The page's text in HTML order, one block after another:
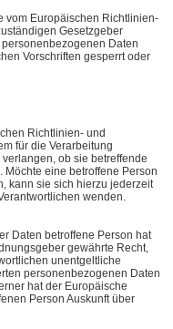
vom Europäischen Richtlinien-
Gesetzgeber
Daten
Vorschriften gesperrt oder
Richtlinien- und
für die Verarbeitung
ob sie betreffende
eine betroffene Person
kann sie sich hierzu jederzeit
wenden.
Daten betroffene Person hat
gewährte Recht,
unentgeltliche
personenbezogenen Daten
hat der Europäische
Person Auskunft über